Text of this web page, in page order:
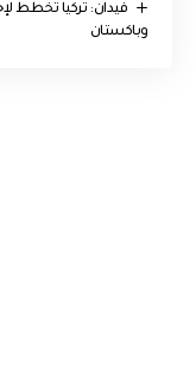
فيدان: تركيا تخطط
وباكستان